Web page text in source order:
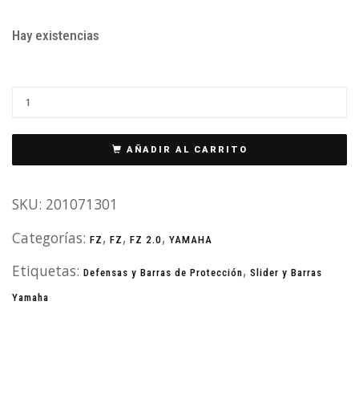
Hay existencias
AÑADIR AL CARRITO
SKU: 201071301
Categorías: FZ , FZ , FZ 2.0, YAMAHA
Etiquetas: Defensas y Barras de Protección, Slider y Barras
Yamaha